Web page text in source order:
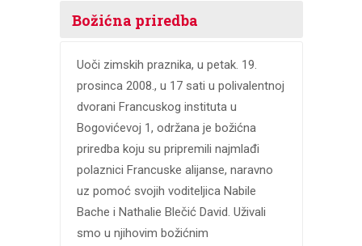
Božićna priredba
Uoči zimskih praznika, u petak. 19.
prosinca 2008., u 17 sati u polivalentnoj
dvorani Francuskog instituta u
Bogovićevoj 1, održana je božićna
priredba koju su pripremili najmlađi
polaznici Francuske alijanse, naravno
uz pomoć svojih voditeljica Nabile
Bache i Nathalie Blečić David. Uživali
smo u njihovim božićnim